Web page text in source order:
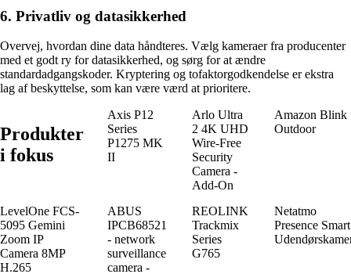
6. Privatliv og datasikkerhed
Overvej, hvordan dine data håndteres. Vælg kameraer fra producenter
med et godt ry for datasikkerhed, og sørg for at ændre
standardadgangskoder. Kryptering og tofaktorgodkendelse er ekstra
lag af beskyttelse, som kan være værd at prioritere.
Produkter
i fokus
Axis P12
Series
P1275 MK
II
Arlo Ultra
2 4K UHD
Wire-Free
Security
Camera -
Add-On
Amazon Blink
Outdoor
LevelOne FCS-
5095 Gemini
Zoom IP
Camera 8MP
H.265
ABUS
IPCB68521
- network
surveillance
camera -
REOLINK
Trackmix
Series
G765
Netatmo
Presence Smart